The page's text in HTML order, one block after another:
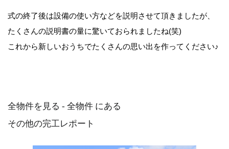
式の終了後は設備の使い方などを説明させて頂きましたが、
たくさんの説明書の量に驚いておられましたね(笑)
これから新しいおうちでたくさんの思い出を作ってください♪
全物件を見る - 全物件 にある
その他の完工レポート